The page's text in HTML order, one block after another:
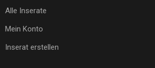
Alle Inserate
Mein Konto
Inserat erstellen